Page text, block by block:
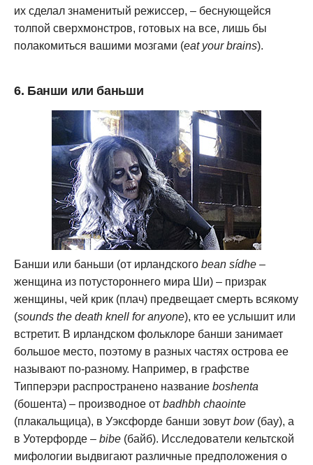
их сделал знаменитый режиссер, – беснующейся
толпой сверхмонстров, готовых на все, лишь бы
полакомиться вашими мозгами (eat your brains).
6. Банши или баньши
Банши или баньши (от ирландского bean sídhe –
женщина из потустороннего мира Ши) – призрак
женщины, чей крик (плач) предвещает смерть всякому
(sounds the death knell for anyone), кто ее услышит или
встретит. В ирландском фольклоре банши занимает
большое место, поэтому в разных частях острова ее
называют по-разному. Например, в графстве
Типперэри распространено название boshenta
(бошента) – производное от badhbh chaointe
(плакальщица), в Уэксфорде банши зовут bow(бау), а
в Уотерфорде – bibe (байб). Исследователи кельтской
мифологии выдвигают различные предположения о